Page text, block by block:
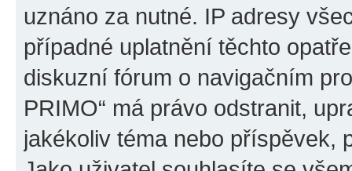
uznáno za nutné. IP adresy
případné uplatnění těchto
diskuzní fórum o navigačním
PRIMO“ má právo odstranit,
jakékoliv téma nebo příspěvek,